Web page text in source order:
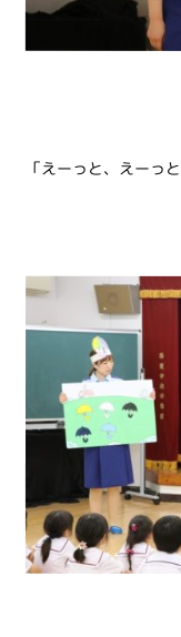
「えーっと、えーっ